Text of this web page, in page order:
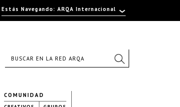
COMUNIDAD
Estás Navegando: ARQA Internacional